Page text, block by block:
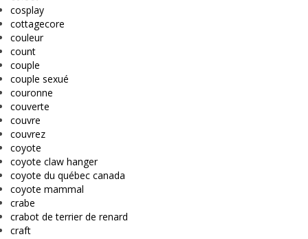
cosplay
cottagecore
couleur
count
couple
couple sexué
couronne
couverte
couvre
couvrez
coyote
coyote claw hanger
coyote du québec canada
coyote mammal
crabe
crabot de terrier de renard
craft